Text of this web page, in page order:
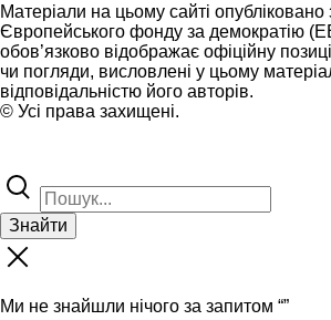
Матеріали на цьому сайті опубліковано
Європейського фонду за демократію
обов’язково відображає офіційну
чи погляди, висловлені у цьому
відповідальністю його авторів.
© Усі права захищені.
Знайти
Ми не знайшли нічого за запитом “”